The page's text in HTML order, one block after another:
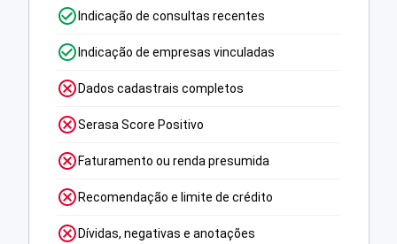
Indicação de consultas recentes
Indicação de empresas vinculadas
Dados cadastrais completos
Serasa Score Positivo
Faturamento ou renda presumida
Recomendação e limite de crédito
Dívidas, negativas e anotações